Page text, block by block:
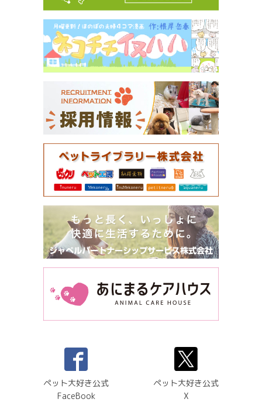
ペット大好き公式
FaceBook
ペット大好き公式
X